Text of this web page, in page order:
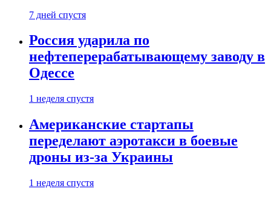
7 дней спустя
Россия ударила по
нефтеперерабатывающему заводу в
Одессе
1 неделя спустя
Американские стартапы
переделают аэротакси в боевые
дроны из-за Украины
1 неделя спустя